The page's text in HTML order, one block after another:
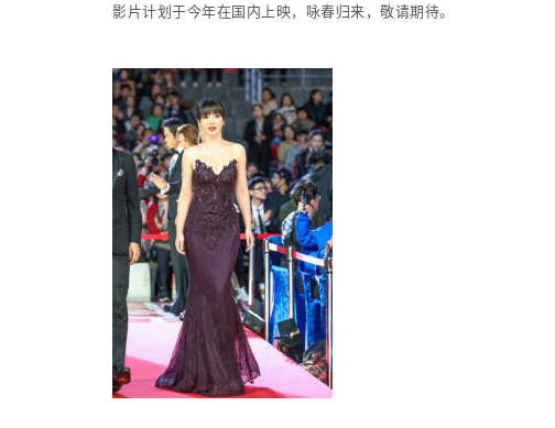
影片计划于今年在国内上映，咏春归来，敬请期待。